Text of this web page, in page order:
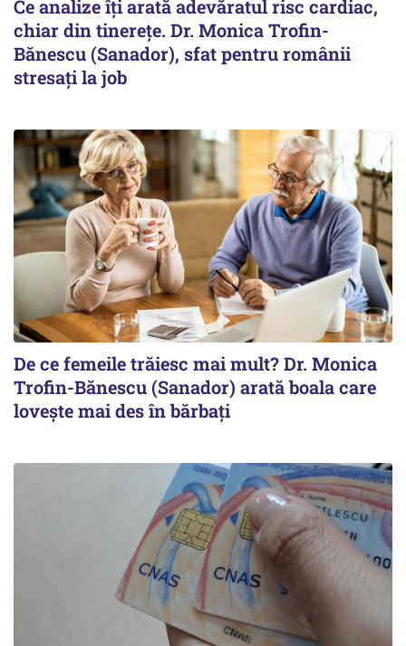
Ce analize îți arată adevăratul risc cardiac,
chiar din tinerețe. Dr. Monica Trofin-
Bănescu (Sanador), sfat pentru românii
stresați la job
De ce femeile trăiesc mai mult? Dr. Monica
Trofin-Bănescu (Sanador) arată boala care
lovește mai des în bărbați